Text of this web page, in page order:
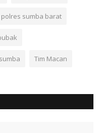
sumba barat
sumba Tim Macan